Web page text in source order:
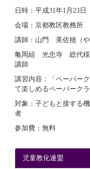
日時：平成31年1月23日
会場：京都教区教務所
講師：山門 美佐穂（
亀岡組 光忠寺 総代様
講師
講習内容：「ペーパー
て楽しめるペーパーク
対象：子どもと接する
者
参加費：無料
児童教化連盟